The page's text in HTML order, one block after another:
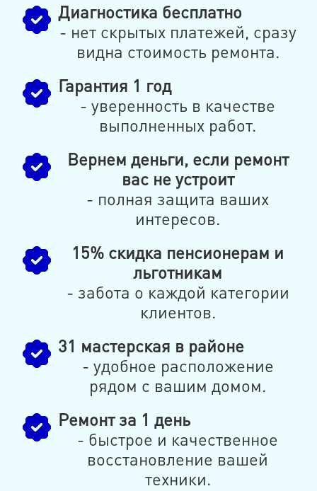
Диагностика бесплатно
- нет скрытых платежей, сразу
видна стоимость ремонта.
Гарантия 1 год
- уверенность в качестве
выполненных работ.
Вернем деньги, если ремонт
вас не устроит
- полная защита ваших
интересов.
15% скидка пенсионерам и
льготникам
- забота о каждой категории
клиентов.
31 мастерская в районе
- удобное расположение
рядом с вашим домом.
Ремонт за 1 день
- быстрое и качественное
восстановление вашей
техники.